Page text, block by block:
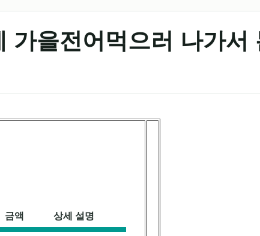
가을전어먹으러 나가서
금액 상세 설명